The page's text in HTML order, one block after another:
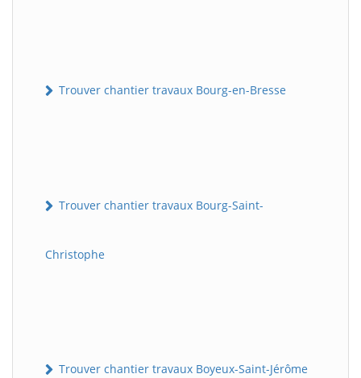
Trouver chantier travaux Bourg-en-Bresse
Trouver chantier travaux Bourg-Saint-
Christophe
Trouver chantier travaux Boyeux-Saint-Jérôme